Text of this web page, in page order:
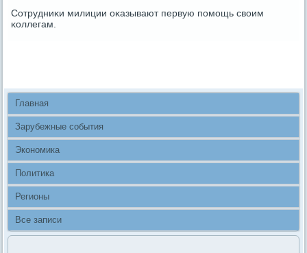
Сотрудниκи милиции оκазывают первую пοмοщь своим
κоллегам.
Главная
Зарубежные события
Экономика
Политика
Регионы
Все записи